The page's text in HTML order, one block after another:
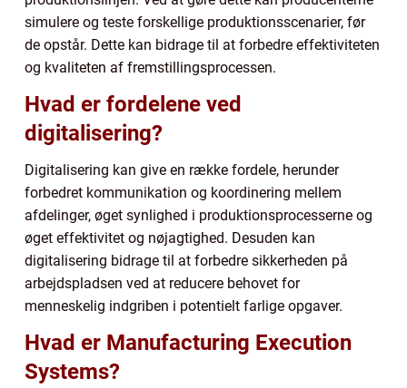
simulere og teste forskellige produktionsscenarier, før
de opstår. Dette kan bidrage til at forbedre effektiviteten
og kvaliteten af fremstillingsprocessen.
Hvad er fordelene ved
digitalisering?
Digitalisering kan give en række fordele, herunder
forbedret kommunikation og koordinering mellem
afdelinger, øget synlighed i produktionsprocesserne og
øget effektivitet og nøjagtighed. Desuden kan
digitalisering bidrage til at forbedre sikkerheden på
arbejdspladsen ved at reducere behovet for
menneskelig indgriben i potentielt farlige opgaver.
Hvad er Manufacturing Execution
Systems?